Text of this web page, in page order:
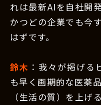
れは最新AIを自社開
かつどの企業でも今
はずです。
鈴木 ：我々が掲げる
も早く画期的な医薬
（生活の質）を上げ